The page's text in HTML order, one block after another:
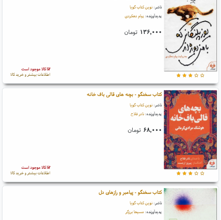
ناشر: نوین کتاب گویا
پدیدآورنده: پیام دهکردی
۱۳۶,۰۰۰ تومان
کالا موجود است
اطلاعات بیشتر و خرید کالا
کتاب سخنگو - بچه های قالی باف خانه
ناشر: نوین کتاب گویا
پدیدآورنده: نادر فلاح
۶۸,۰۰۰ تومان
کالا موجود است
اطلاعات بیشتر و خرید کالا
کتاب سخنگو - پیامبر و رازهای دل
ناشر: نوین کتاب گویا
پدیدآورنده: مسیحا برزگر